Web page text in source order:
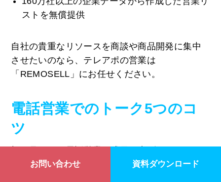
ストを無償提供
自社の貴重なリソースを商談や商品開発に集中
させたいのなら、テレアポの営業は
「REMOSELL」にお任せください。
電話営業でのトーク5つのコ
ツ
があります。
お問い合わせ 資料ダウンロード